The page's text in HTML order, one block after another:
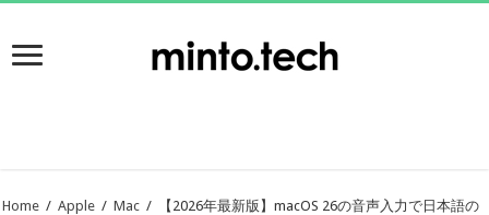
Home / Apple / Mac /
【2026年最新版】macOS 26の音声入力で日本語の